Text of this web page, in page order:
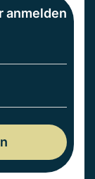
anmelden